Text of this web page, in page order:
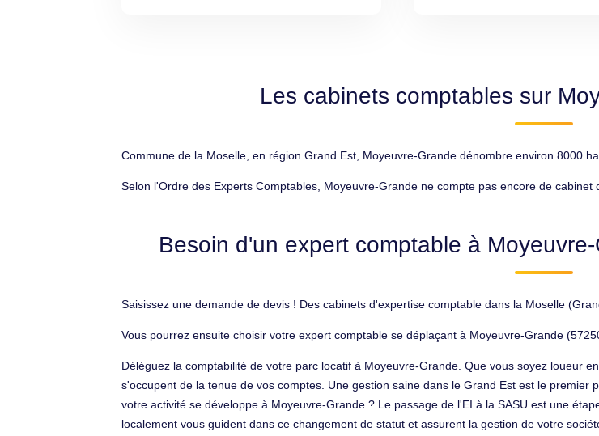
Les cabinets comptables sur
Commune de la Moselle, en région Grand Est, Moyeuvre-Grande dénombre environ 8000
Selon l'Ordre des Experts Comptables, Moyeuvre-Grande ne compte pas encore de
Besoin d'un expert comptable à
Saisissez une demande de devis ! Des cabinets d'expertise comptable dans la Moselle
Vous pourrez ensuite choisir votre expert comptable se déplaçant à Moyeuvre-Grande
Déléguez la comptabilité de votre parc locatif à Moyeuvre-Grande. Que vous soyez loueur
s'occupent de la tenue de vos comptes. Une gestion saine dans le Grand Est est le premier
votre activité se développe à Moyeuvre-Grande ? Le passage de l'EI à la SASU est une
localement vous guident dans ce changement de statut et assurent la gestion de votre